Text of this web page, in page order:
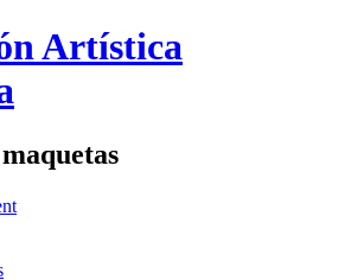
Artística